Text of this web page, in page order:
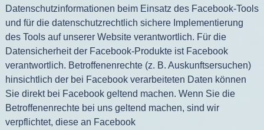
Datenschutzinformationen beim Einsatz des Facebook-Tools
und für die datenschutzrechtlich sichere Implementierung
des Tools auf unserer Website verantwortlich. Für die
Datensicherheit der Facebook-Produkte ist Facebook
verantwortlich. Betroffenenrechte (z. B. Auskunftsersuchen)
hinsichtlich der bei Facebook verarbeiteten Daten können
Sie direkt bei Facebook geltend machen. Wenn Sie die
Betroffenenrechte bei uns geltend machen, sind wir
verpflichtet, diese an Facebook